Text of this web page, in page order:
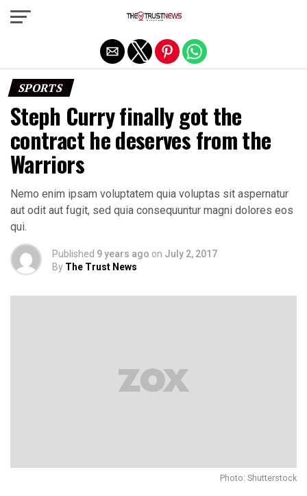
SPORTS
Steph Curry finally got the
contract he deserves from the
Warriors
Nemo enim ipsam voluptatem quia voluptas sit aspernatur
aut odit aut fugit, sed quia consequuntur magni dolores eos
qui.
Published 9 years ago on July 2, 2017
By The Trust News
Photo: Shutterstock
Exit mobile version